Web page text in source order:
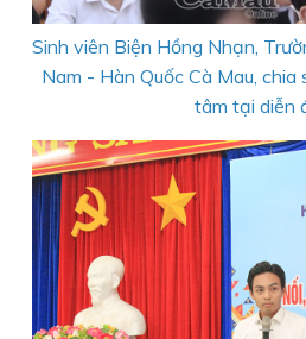
Sinh viên Biện Hồng Nhạn,
Nam - Hàn Quốc Cà Mau,
tâm tại diễn